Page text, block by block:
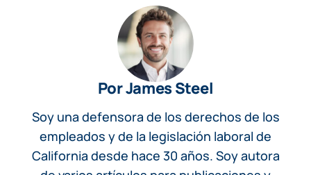
Por James Steel
Soy una defensora de los derechos de los
empleados y de la legislación laboral de
California desde hace 30 años. Soy autora